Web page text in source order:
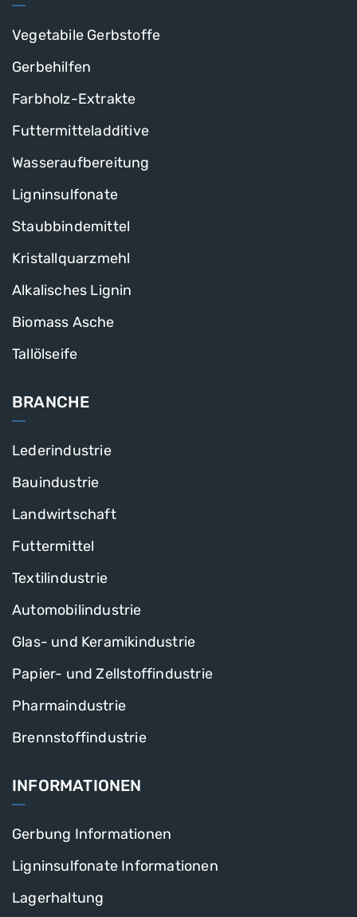
Vegetabile Gerbstoffe
Gerbehilfen
Farbholz-Extrakte
Futtermitteladditive
Wasseraufbereitung
Ligninsulfonate
Staubbindemittel
Kristallquarzmehl
Alkalisches Lignin
Biomass Asche
Tallölseife
BRANCHE
Lederindustrie
Bauindustrie
Landwirtschaft
Futtermittel
Textilindustrie
Automobilindustrie
Glas- und Keramikindustrie
Papier- und Zellstoffindustrie
Pharmaindustrie
Brennstoffindustrie
INFORMATIONEN
Gerbung Informationen
Ligninsulfonate Informationen
Lagerhaltung